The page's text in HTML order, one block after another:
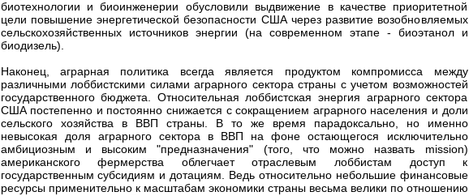
биотехнологии и биоинженерии обусловили выдвижение в качестве приоритетной
цели повышение энергетической безопасности США через развитие возобновляемых
сельскохозяйственных источников энергии (на современном этапе - биоэтанол и
биодизель).
Наконец, аграрная политика всегда является продуктом компромисса между
различными лоббистскими силами аграрного сектора страны с учетом возможностей
государственного бюджета. Относительная лоббистская энергия аграрного сектора
США постепенно и постоянно снижается с сокращением аграрного населения и доли
сельского хозяйства в ВВП страны. В то же время парадоксально, но именно
невысокая доля аграрного сектора в ВВП на фоне остающегося исключительно
амбициозным и высоким "предназначения" (того, что можно назвать mission)
американского фермерства облегчает отраслевым лоббистам доступ к
государственным субсидиям и дотациям. Ведь относительно небольшие финансовые
ресурсы применительно к масштабам экономики страны весьма велики по отношению